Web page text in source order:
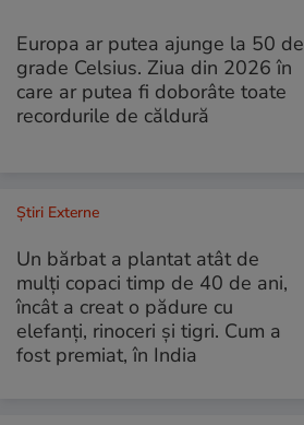
Europa ar putea ajunge la 50 de
grade Celsius. Ziua din 2026 în
care ar putea fi doborâte toate
recordurile de căldură
Știri Externe
Un bărbat a plantat atât de
mulți copaci timp de 40 de ani,
încât a creat o pădure cu
elefanți, rinoceri și tigri. Cum a
fost premiat, în India